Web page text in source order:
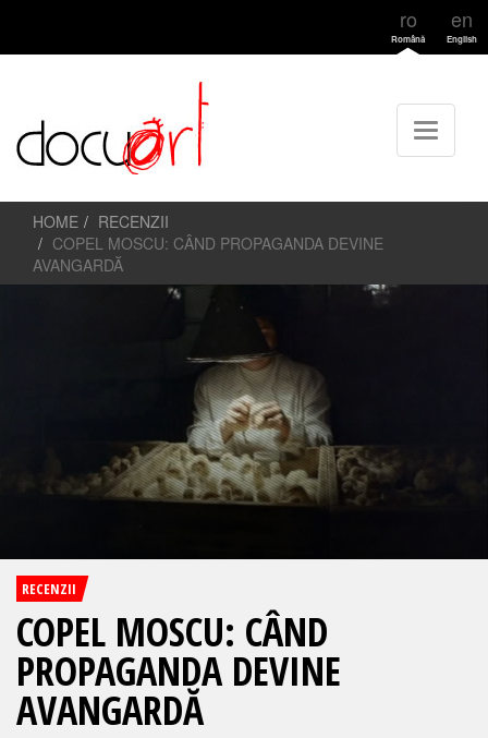
ro
Română
en
English
HOME
RECENZII
COPEL MOSCU: CÂND PROPAGANDA DEVINE
AVANGARDĂ
RECENZII
COPEL MOSCU: CÂND
PROPAGANDA DEVINE
AVANGARDĂ